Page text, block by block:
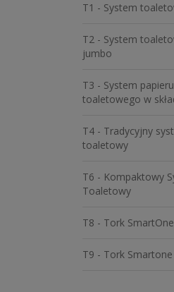
T1 - System
T2 - System
jumbo
T3 - System papieru
toaletowego w
T4 - Tradycyjny
toaletowy
T6 - Kompaktowy
Toaletowy
T8 - Tork SmartOne
T9 - Tork